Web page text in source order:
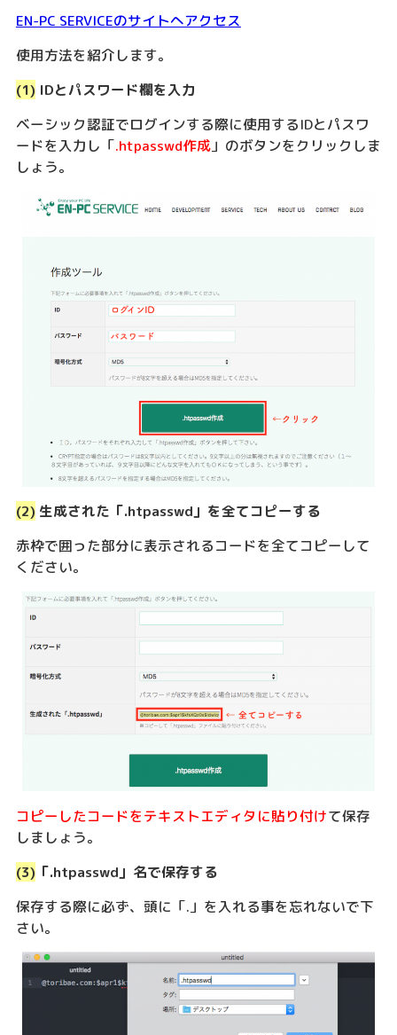
EN-PC SERVICEのサイトへアクセス
使用方法を紹介します。
(1) IDとパスワード欄を入力
ベーシック認証でログインする際に使用するIDとパスワ
ードを入力し「.htpasswd作成」のボタンをクリックしま
しょう。
(2) 生成された「.htpasswd」を全てコピーする
赤枠で囲った部分に表示されるコードを全てコピーして
ください。
コピーしたコードをテキストエディタに貼り付けて保存
しましょう。
(3) 「.htpasswd」名で保存する
保存する際に必ず、頭に「.」を入れる事を忘れないで下
さい。